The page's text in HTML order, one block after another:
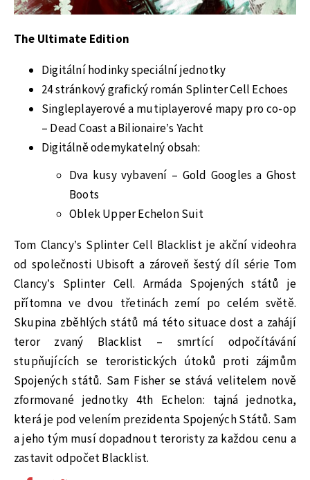
The Ultimate Edition
Digitální hodinky speciální jednotky
24 stránkový grafický román Splinter Cell Echoes
Singleplayerové a mutiplayerové mapy pro co-op
– Dead Coast a Bilionaire’s Yacht
Digitálně odemykatelný obsah:
Dva kusy vybavení – Gold Googles a Ghost
Boots
Oblek Upper Echelon Suit
Tom Clancy’s Splinter Cell Blacklist je akční videohra
od společnosti Ubisoft a zároveň šestý díl série Tom
Clancy’s Splinter Cell. Armáda Spojených států je
přítomna ve dvou třetinách zemí po celém světě.
Skupina zběhlých států má této situace dost a zahájí
teror zvaný Blacklist – smrtící odpočítávání
stupňujících se teroristických útoků proti zájmům
Spojených států. Sam Fisher se stává velitelem nově
zformované jednotky 4th Echelon: tajná jednotka,
která je pod velením prezidenta Spojených Států. Sam
a jeho tým musí dopadnout teroristy za každou cenu a
zastavit odpočet Blacklist.